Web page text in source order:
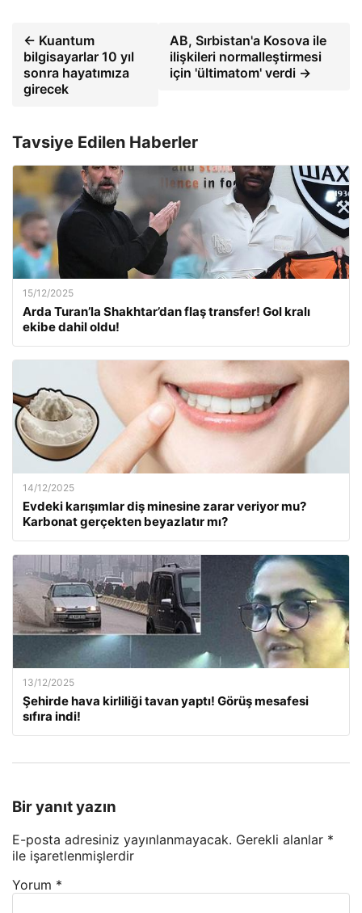
← Kuantum
bilgisayarlar 10 yıl
sonra hayatımıza
girecek
AB, Sırbistan'a Kosova ile
ilişkileri normalleştirmesi
için 'ültimatom' verdi →
Tavsiye Edilen Haberler
15/12/2025
Arda Turan’la Shakhtar’dan flaş transfer! Gol kralı
ekibe dahil oldu!
14/12/2025
Evdeki karışımlar diş minesine zarar veriyor mu?
Karbonat gerçekten beyazlatır mı?
13/12/2025
Şehirde hava kirliliği tavan yaptı! Görüş mesafesi
sıfıra indi!
Bir yanıt yazın
E-posta adresiniz yayınlanmayacak. Gerekli alanlar *
ile işaretlenmişlerdir
Yorum *